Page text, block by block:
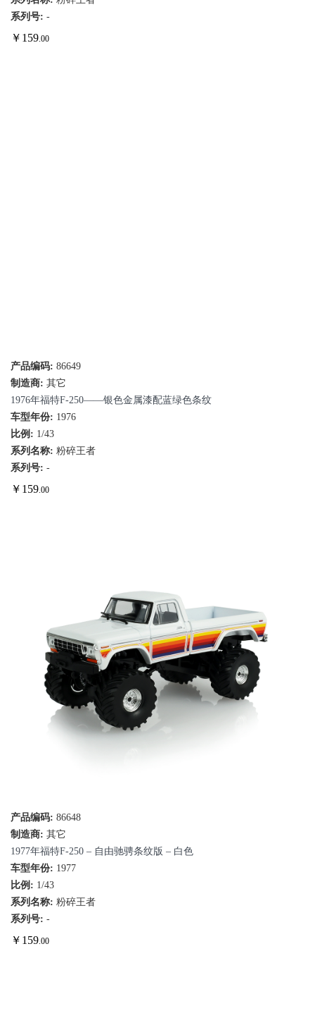
系列号: -
￥ 159.00
产品编码: 86649
制造商: 其它
1976年福特F-250——银色金属漆配蓝绿色条纹
车型年份: 1976
比例: 1/43
系列名称: 粉碎王者
系列号: -
￥ 159.00
产品编码: 86648
制造商: 其它
1977年福特F-250 – 自由驰骋条纹版 – 白色
车型年份: 1977
比例: 1/43
系列名称: 粉碎王者
系列号: -
￥ 159.00